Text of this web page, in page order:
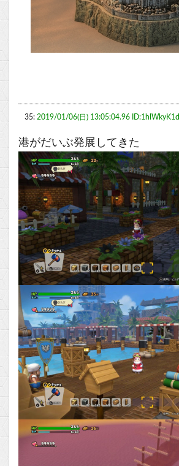
35: 2019/01/06(日) 13:05:04.96 ID:1hlWkyK1d
港がだいぶ発展してきた